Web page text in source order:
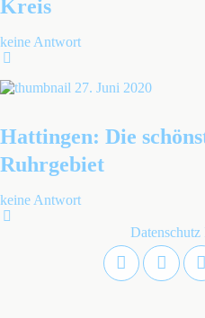
Kreis
keine Antwort
27. Juni 2020
Hattingen: Die
Ruhrgebiet
keine Antwort
Datenschutz